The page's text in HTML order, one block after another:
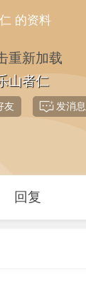
的资料
重新加载
山者仁
友 发消息
回复